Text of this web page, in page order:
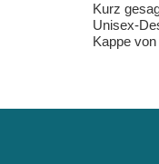
Kurz
Unisex-
Kappe